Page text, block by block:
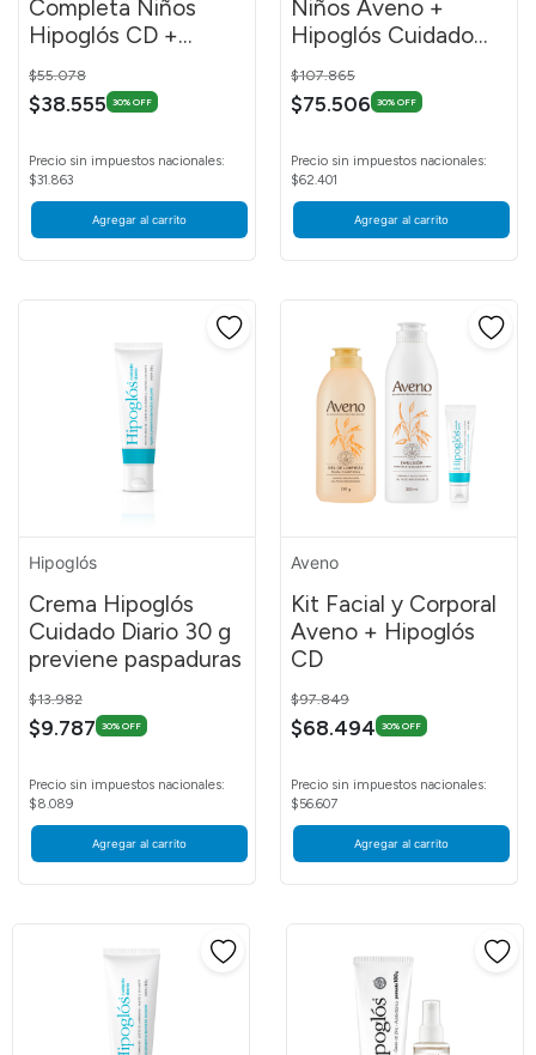
Completa Niños
Hipoglós CD +
Dermaglós Solar
Price reduced from
$55.078
$38.555 30% OFF
Precio sin impuestos nacionales:
$31.863
Agregar al carrito
Niños Aveno +
Hipoglós Cuidado
Diario 30g
Price reduced from
$107.865
$75.506 30% OFF
Precio sin impuestos nacionales:
$62.401
Agregar al carrito
Hipoglós
Crema Hipoglós
Cuidado Diario 30 g
previene paspaduras
Price reduced from
$13.982
$9.787 30% OFF
Precio sin impuestos nacionales:
$8.089
Agregar al carrito
Aveno
Kit Facial y Corporal
Aveno + Hipoglós
CD
Price reduced from
$97.849
$68.494 30% OFF
Precio sin impuestos nacionales:
$56.607
Agregar al carrito